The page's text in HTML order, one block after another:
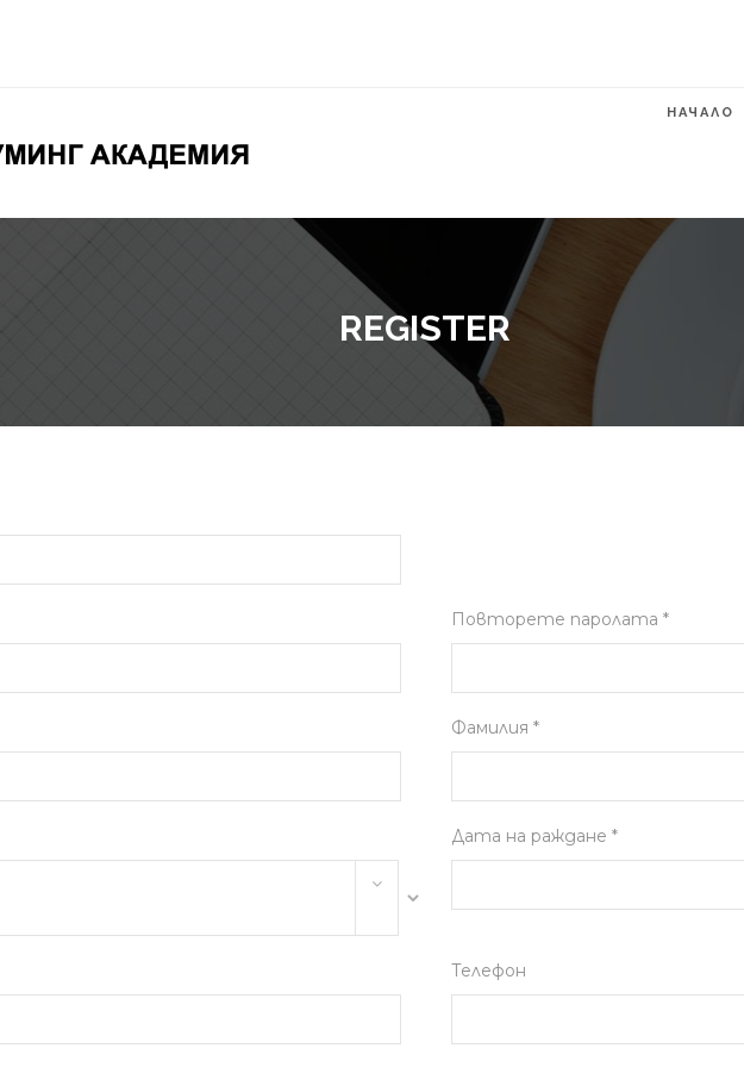
НАЧАЛО
REGISTER
Повторете паролата *
Фамилия *
Дата на раждане *
Телефон